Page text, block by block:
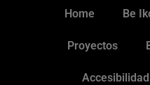
Home Be
Proyectos
Accesibilidad